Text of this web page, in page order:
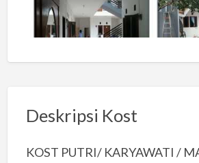
Deskripsi Kost
KOST PUTRI/ KARYAWATI /